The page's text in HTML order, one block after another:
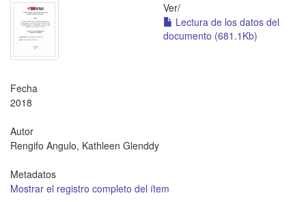
Ver/
Lectura de los datos del
documento (681.1Kb)
Fecha
2018
Autor
Rengifo Angulo, Kathleen Glenddy
Metadatos
Mostrar el registro completo del ítem